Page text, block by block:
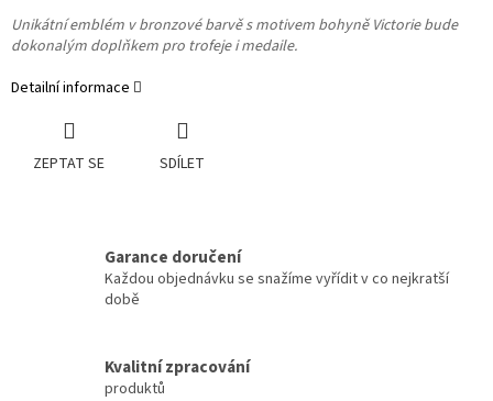
Unikátní emblém v bronzové barvě s motivem bohyně Victorie bude
dokonalým doplňkem pro trofeje i medaile.
Detailní informace
ZEPTAT SE SDÍLET
Garance doručení
Každou objednávku se snažíme vyřídit v co nejkratší
době
Kvalitní zpracování
produktů